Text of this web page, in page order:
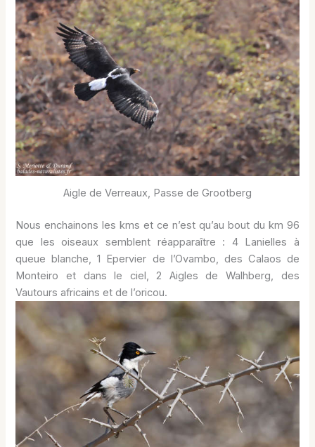
Aigle de Verreaux, Passe de Grootberg
Nous enchainons les kms et ce n’est qu’au bout du km 96
que les oiseaux semblent réapparaître : 4 Lanielles à
queue blanche, 1 Epervier de l’Ovambo, des Calaos de
Monteiro et dans le ciel, 2 Aigles de Walhberg, des
Vautours africains et de l’oricou.